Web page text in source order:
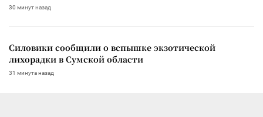
30 минут назад
Силовики сообщили о вспышке экзотической
лихорадки в Сумской области
31 минута назад